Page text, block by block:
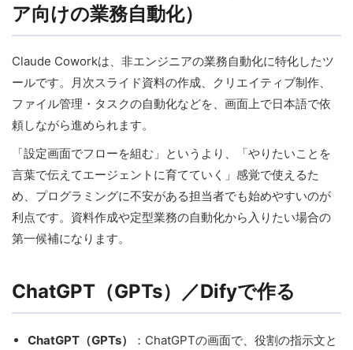
ア向けの業務自動化）
Claude Coworkは、非エンジニアの業務自動化に特化したツ
ールです。月次スライド資料の作成、クリエイティブ制作、
ファイル管理・タスクの自動化などを、画面上で日本語で依
頼しながら進められます。
「設定画面でフローを組む」というより、「やりたいことを
言葉で伝えてエージェントに育てていく」感覚で使えるた
め、プログラミングに不安がある担当者でも始めやすいのが
利点です。資料作成や定型業務の自動化から入りたい場合の
第一候補になります。
ChatGPT（GPTs）／Difyで作る
ChatGPT（GPTs）
：ChatGPTの画面で、役割の指示文と